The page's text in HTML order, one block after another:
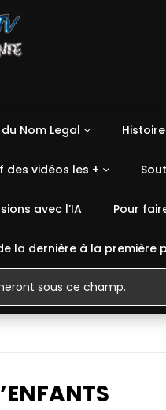
Nom Legal Histoire
des vidéos les +
avec l’IA Pour
la dernière à la première